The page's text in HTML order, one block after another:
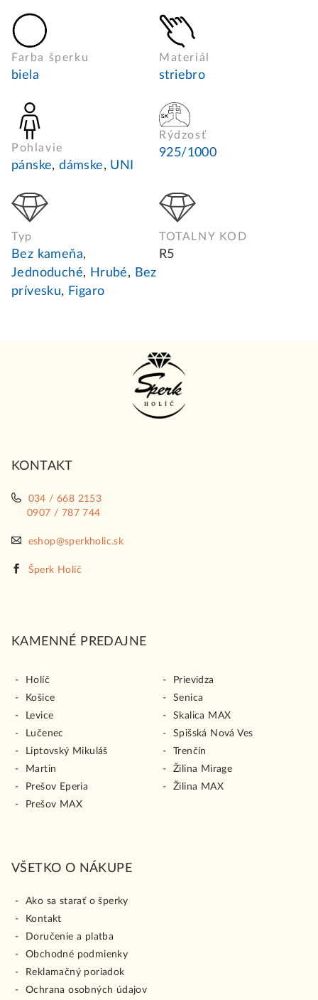
Farba šperku
biela
Materiál
striebro
Pohlavie
pánske,dámske, UNI
Rýdzosť
925/1000
Typ
Bez kameňa,
Jednoduché, Hrubé, Bez
prívesku, Figaro
TOTALNY KOD
R5
KONTAKT
034 / 668 2153
0907 / 787 744
eshop@sperkholic.sk
Šperk Holíč
KAMENNÉ PREDAJNE
Holíč
Košice
Levice
Lučenec
Liptovský Mikuláš
Martin
Prešov Eperia
Prešov MAX
Prievidza
Senica
Skalica MAX
Spišská Nová Ves
Trenčín
Žilina Mirage
Žilina MAX
VŠETKO O NÁKUPE
Ako sa starať o šperky
Kontakt
Doručenie a platba
Obchodné podmienky
Reklamačný poriadok
Ochrana osobných údajov